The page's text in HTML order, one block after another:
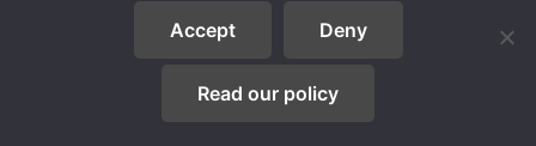
Accept Deny
Read our policy